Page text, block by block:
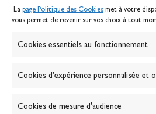
La page Politique des Cookies met à votre
vous permet de revenir sur vos choix à tout
Cookies essentiels au fonctionnement
Cookies d'expérience personnalisée et
Cookies de mesure d'audience
Politique des cookies
Banque de la voile
Passion Voile TV